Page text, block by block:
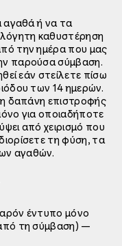
αγαθά ή να τα
καθυστέρηση
την ημέρα που μας
παρούσα σύμβαση.
εάν στείλετε πίσω
των 14 ημερών.
δαπάνη επιστροφής
για οποιαδήποτε
από χειρισμό που
τη φύση, τα
αγαθών.
έντυπο μόνο
τη σύμβαση) —